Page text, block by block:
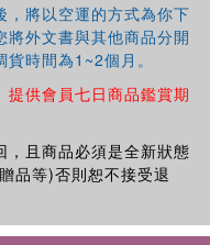
，將以空運的方式為你下
外文書與其他商品分開
時間為1~2個月。
提供會員七日商品鑑賞期
，且商品必須是全新狀態
品等)否則恕不接受退